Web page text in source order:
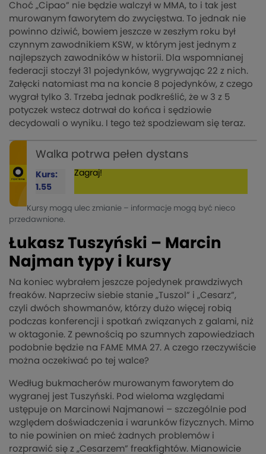
Choć „Cipao” nie będzie walczył w MMA, to i tak jest
murowanym faworytem do zwycięstwa. To jednak nie
powinno dziwić, bowiem jeszcze w zeszłym roku był
czynnym zawodnikiem KSW, w którym jest jednym z
najlepszych zawodników w historii. Dla wspomnianej
federacji stoczył 31 pojedynków, wygrywając 22 z nich.
Załęcki natomiast ma na koncie 8 pojedynków, z czego
wygrał tylko 3. Trzeba jednak podkreślić, że w 3 z 5
potyczek wstecz dotrwał do końca i sędziowie
decydowali o wyniku. I tego też spodziewam się teraz.
Walka potrwa pełen dystans
Kurs:
1.55
Zagraj!
Kursy mogą ulec zmianie – informacje mogą być nieco
przedawnione.
Łukasz Tuszyński – Marcin
Najman typy i kursy
Na koniec wybrałem jeszcze pojedynek prawdziwych
freaków. Naprzeciw siebie stanie „Tuszol” i „Cesarz”,
czyli dwóch showmanów, którzy dużo więcej robią
podczas konferencji i spotkań związanych z galami, niż
w oktagonie. Z pewnością po szumnych zapowiedziach
podobnie będzie na FAME MMA 27. A czego rzeczywiście
można oczekiwać po tej walce?
Według bukmacherów murowanym faworytem do
wygranej jest Tuszyński. Pod wieloma względami
ustępuje on Marcinowi Najmanowi – szczególnie pod
względem doświadczenia i warunków fizycznych. Mimo
to nie powinien on mieć żadnych problemów i
rozprawić się z „Cesarzem” freakfightów. Mianowicie